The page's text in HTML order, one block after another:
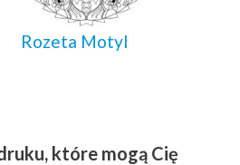
Rozeta Motyl
które mogą Cię